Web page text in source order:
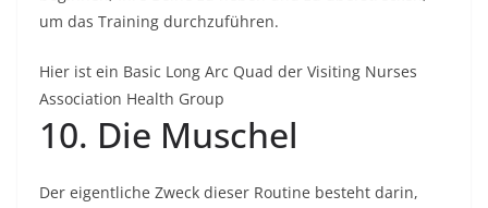
um das Training durchzuführen.
Hier ist ein Basic Long Arc Quad der Visiting Nurses
Association Health Group
10. Die Muschel
Der eigentliche Zweck dieser Routine besteht darin,